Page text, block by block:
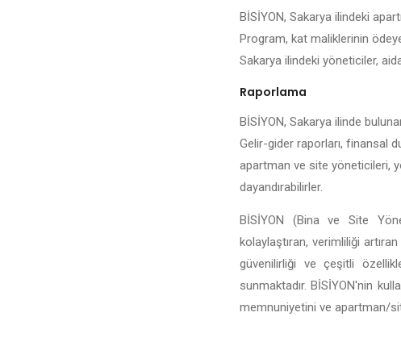
BİSİYON, Sakarya ilindeki
Program, kat maliklerinin
Sakarya ilindeki yöneticiler,
Raporlama
BİSİYON, Sakarya ilinde
Gelir-gider raporları, finansal
apartman ve site yöneticileri,
dayandırabilirler.
BİSİYON (Bina ve Site
kolaylaştıran, verimliliği
güvenilirliği ve çeşitli
sunmaktadır. BİSİYON'nin
memnuniyetini ve apartman/